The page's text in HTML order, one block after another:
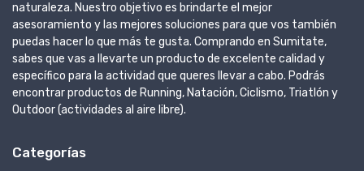
naturaleza. Nuestro objetivo es brindarte el mejor
asesoramiento y las mejores soluciones para que vos también
puedas hacer lo que más te gusta. Comprando en Sumitate,
sabes que vas a llevarte un producto de excelente calidad y
específico para la actividad que queres llevar a cabo. Podrás
encontrar productos de Running, Natación, Ciclismo, Triatlón y
Outdoor (actividades al aire libre).
Categorías